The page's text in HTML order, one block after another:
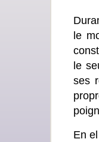
le
le
ses
En